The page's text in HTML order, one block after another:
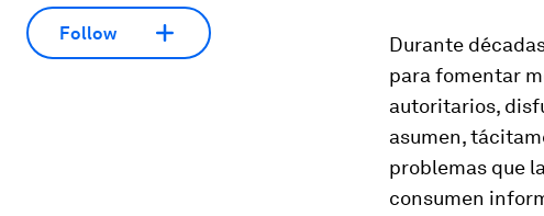
Follow
Durante
para fomentar
autoritarios,
asumen,
problemas que
consumen